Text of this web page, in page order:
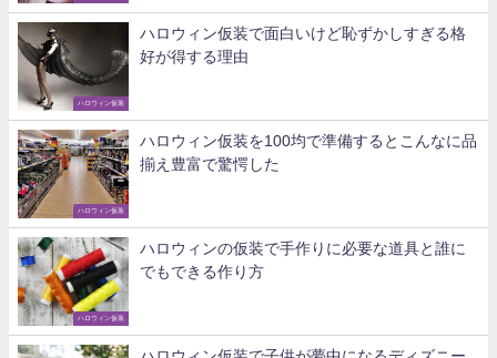
ハロウィン仮装
ハロウィン仮装で面白いけど恥ずかしすぎる格
好が得する理由
ハロウィン仮装
ハロウィン仮装を100均で準備するとこんなに品
揃え豊富で驚愕した
ハロウィン仮装
ハロウィンの仮装で手作りに必要な道具と誰に
でもできる作り方